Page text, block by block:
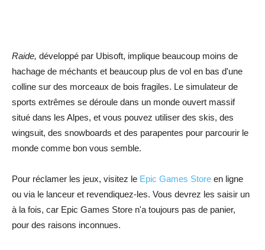
Raide, développé par Ubisoft, implique beaucoup moins de
hachage de méchants et beaucoup plus de vol en bas d'une
colline sur des morceaux de bois fragiles. Le simulateur de
sports extrêmes se déroule dans un monde ouvert massif
situé dans les Alpes, et vous pouvez utiliser des skis, des
wingsuit, des snowboards et des parapentes pour parcourir le
monde comme bon vous semble.
Pour réclamer les jeux, visitez le Epic Games Store en ligne
ou via le lanceur et revendiquez-les. Vous devrez les saisir un
à la fois, car Epic Games Store n'a toujours pas de panier,
pour des raisons inconnues.